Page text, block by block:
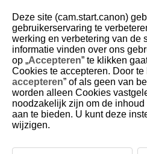
D180-101
Algemene informatie bij
van foto's
Informatiedisplay
Deze site (cam.start.canon)
gebruikerservaring te
werking en verbetering van de
informatie vinden over ons
op „Accepteren” te klikken
Cookies te accepteren. Door te
accepteren” of als geen van
worden alleen Cookies
noodzakelijk zijn om de
aan te bieden. U kunt deze
wijzigen.